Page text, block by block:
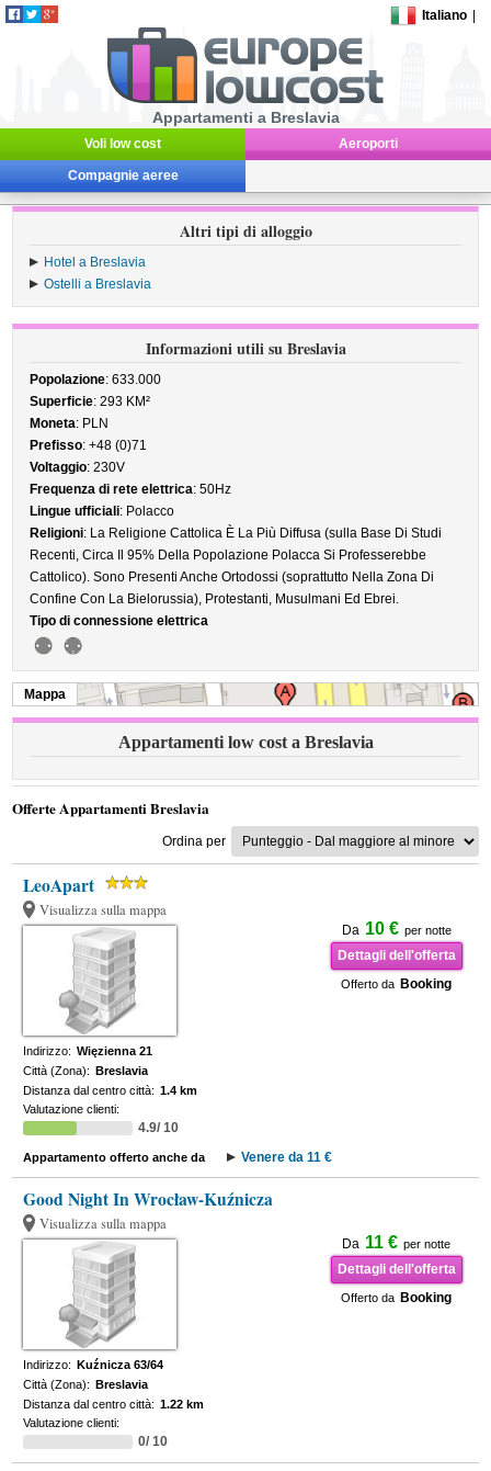
Italiano
Appartamenti a Breslavia
Voli low cost Aeroporti
Compagnie aeree
Altri tipi di alloggio
Hotel a Breslavia
Ostelli a Breslavia
Informazioni utili su Breslavia
Popolazione: 633.000
Superficie: 293 KM²
Moneta: PLN
Prefisso: +48 (0)71
Voltaggio: 230V
Frequenza di rete elettrica: 50Hz
Lingue ufficiali: Polacco
Religioni: La Religione Cattolica È La Più Diffusa (sulla Base Di Studi
Recenti, Circa Il 95% Della Popolazione Polacca Si Professerebbe
Cattolico). Sono Presenti Anche Ortodossi (soprattutto Nella Zona Di
Confine Con La Bielorussia), Protestanti, Musulmani Ed Ebrei.
Tipo di connessione elettrica
Mappa
Appartamenti low cost a Breslavia
Offerte Appartamenti Breslavia
Ordina per
LeoApart
Visualizza sulla mappa
Da 10 € per notte
Dettagli dell'offerta
Offerto da Booking
Indirizzo: Więzienna 21
Città (Zona): Breslavia
Distanza dal centro città: 1.4 km
Valutazione clienti:
4.9/ 10
Appartamento offerto anche da Venere da 11 €
Good Night In Wrocław-Kuźnicza
Visualizza sulla mappa
Da 11 € per notte
Dettagli dell'offerta
Offerto da Booking
Indirizzo: Kuźnicza 63/64
Città (Zona): Breslavia
Distanza dal centro città: 1.22 km
Valutazione clienti:
0/ 10